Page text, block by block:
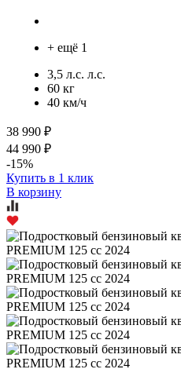
+ ещё 1
3,5 л.с. л.с.
60 кг
40 км/ч
38 990 ₽
44 990 ₽
-15%
Купить в 1 клик
В корзину